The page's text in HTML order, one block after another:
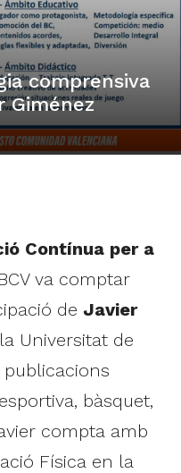
comprensiva
Giménez
Contínua per a
va comptar
de Javier
Universitat de
publicacions
bàsquet,
compta amb
Física en la